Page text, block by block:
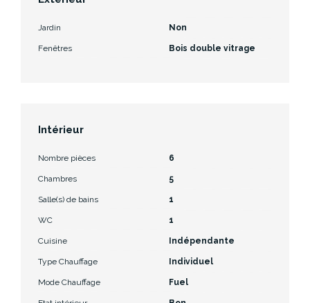
Jardin Non
Fenêtres Bois double vitrage
Intérieur
Nombre pièces 6
Chambres 5
Salle(s) de bains 1
WC 1
Cuisine Indépendante
Type Chauffage Individuel
Mode Chauffage Fuel